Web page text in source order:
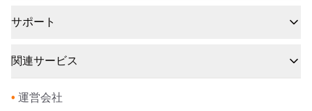
サポート
関連サービス
• 運営会社